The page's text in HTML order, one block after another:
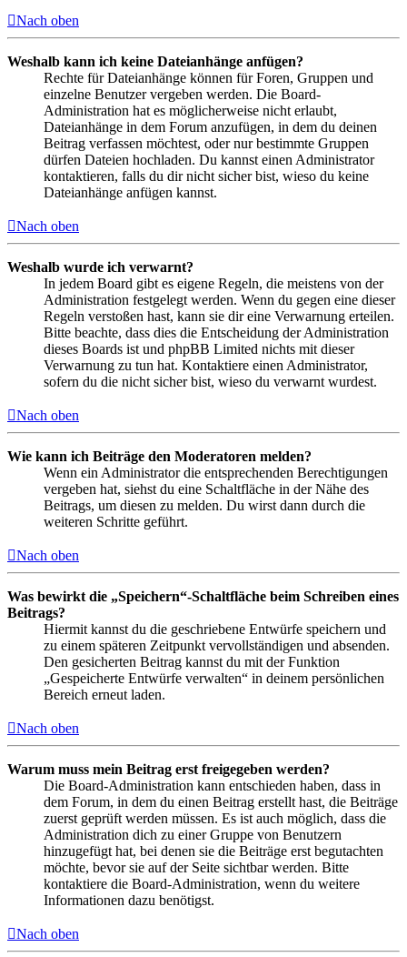
Nach oben
Weshalb kann ich keine Dateianhänge anfügen?
Rechte für Dateianhänge können für Foren, Gruppen und
einzelne Benutzer vergeben werden. Die Board-
Administration hat es möglicherweise nicht erlaubt,
Dateianhänge in dem Forum anzufügen, in dem du deinen
Beitrag verfassen möchtest, oder nur bestimmte Gruppen
dürfen Dateien hochladen. Du kannst einen Administrator
kontaktieren, falls du dir nicht sicher bist, wieso du keine
Dateianhänge anfügen kannst.
Nach oben
Weshalb wurde ich verwarnt?
In jedem Board gibt es eigene Regeln, die meistens von der
Administration festgelegt werden. Wenn du gegen eine dieser
Regeln verstoßen hast, kann sie dir eine Verwarnung erteilen.
Bitte beachte, dass dies die Entscheidung der Administration
dieses Boards ist und phpBB Limited nichts mit dieser
Verwarnung zu tun hat. Kontaktiere einen Administrator,
sofern du die nicht sicher bist, wieso du verwarnt wurdest.
Nach oben
Wie kann ich Beiträge den Moderatoren melden?
Wenn ein Administrator die entsprechenden Berechtigungen
vergeben hat, siehst du eine Schaltfläche in der Nähe des
Beitrags, um diesen zu melden. Du wirst dann durch die
weiteren Schritte geführt.
Nach oben
Was bewirkt die „Speichern“-Schaltfläche beim Schreiben eines
Beitrags?
Hiermit kannst du die geschriebene Entwürfe speichern und
zu einem späteren Zeitpunkt vervollständigen und absenden.
Den gesicherten Beitrag kannst du mit der Funktion
„Gespeicherte Entwürfe verwalten“ in deinem persönlichen
Bereich erneut laden.
Nach oben
Warum muss mein Beitrag erst freigegeben werden?
Die Board-Administration kann entschieden haben, dass in
dem Forum, in dem du einen Beitrag erstellt hast, die Beiträge
zuerst geprüft werden müssen. Es ist auch möglich, dass die
Administration dich zu einer Gruppe von Benutzern
hinzugefügt hat, bei denen sie die Beiträge erst begutachten
möchte, bevor sie auf der Seite sichtbar werden. Bitte
kontaktiere die Board-Administration, wenn du weitere
Informationen dazu benötigst.
Nach oben